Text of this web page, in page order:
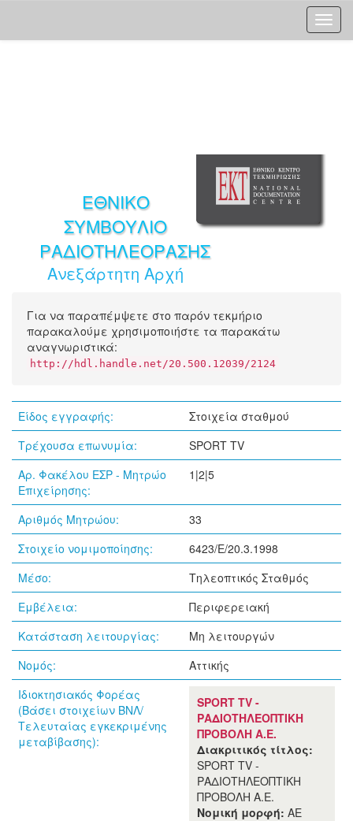
ΕΘΝΙΚΟ
ΣΥΜΒΟΥΛΙΟ
ΡΑΔΙΟΤΗΛΕΟΡΑΣΗΣ
Ανεξάρτητη Αρχή
Για να παραπέμψετε στο παρόν τεκμήριο
παρακαλούμε χρησιμοποιήστε τα παρακάτω
αναγνωριστικά:
http://hdl.handle.net/20.500.12039/2124
Είδος εγγραφής:
Στοιχεία σταθμού
Τρέχουσα επωνυμία:
SPORT TV
Αρ. Φακέλου ΕΣΡ - Μητρώο
Επιχείρησης:
1|2|5
Αριθμός Μητρώου:
33
Στοιχείο νομιμοποίησης:
6423/Ε/20.3.1998
Μέσο:
Τηλεοπτικός Σταθμός
Εμβέλεια:
Περιφερειακή
Κατάσταση λειτουργίας:
Μη λειτουργών
Νομός:
Αττικής
Ιδιοκτησιακός Φορέας
(Βάσει στοιχείων ΒΝΛ/
Τελευταίας εγκεκριμένης
μεταβίβασης):
SPORT TV -
ΡΑΔΙΟΤΗΛΕΟΠΤΙΚΗ
ΠΡΟΒΟΛΗ Α.Ε.
Διακριτικός τίτλος:
SPORT TV -
ΡΑΔΙΟΤΗΛΕΟΠΤΙΚΗ
ΠΡΟΒΟΛΗ Α.Ε.
Νομική μορφή: ΑΕ